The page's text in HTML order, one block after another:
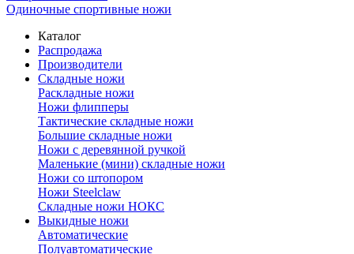
Одиночные спортивные ножи
Каталог
Распродажа
Производители
Складные ножи
Раскладные ножи
Ножи флипперы
Тактические складные ножи
Большие складные ножи
Ножи с деревянной ручкой
Маленькие (мини) складные ножи
Ножи со штопором
Ножи Steelclaw
Складные ножи НОКС
Выкидные ножи
Автоматические
Полуавтоматические